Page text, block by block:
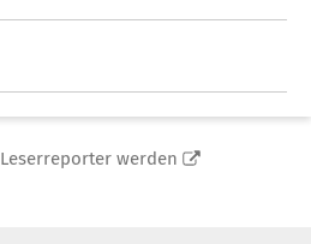
Leserreporter werden